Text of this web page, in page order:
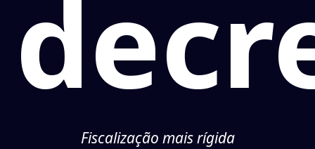
Fiscalização mais rígida